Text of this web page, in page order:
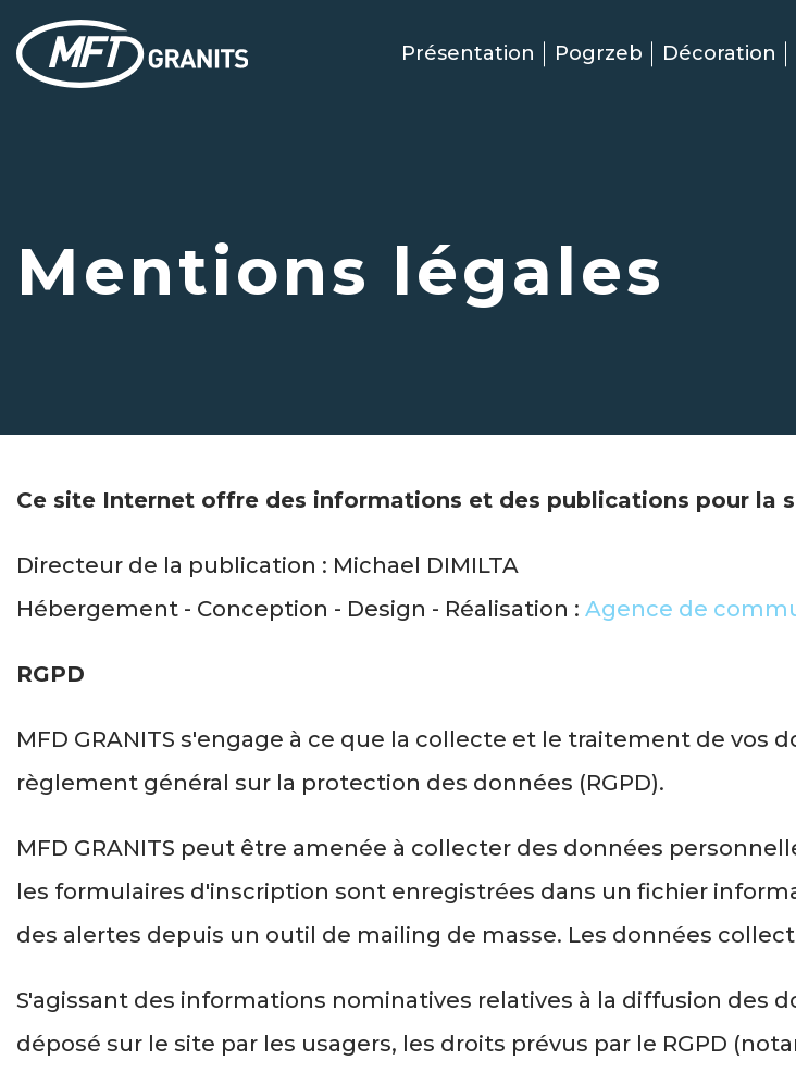
Przejdź
do
treści
Présentation Pogrzeb Décoration
Mentions légales
Ce site Internet offre des informations et des publications pour la
Directeur de la publication : Michael DIMILTA
Hébergement - Conception - Design - Réalisation : Agence de
RGPD
MFD GRANITS s'engage à ce que la collecte et le traitement de
règlement général sur la protection des données (RGPD).
MFD GRANITS peut être amenée à collecter des données
les formulaires d'inscription sont enregistrées dans un fichier
des alertes depuis un outil de mailing de masse. Les données
S'agissant des informations nominatives relatives à la diffusion des
déposé sur le site par les usagers, les droits prévus par le RGPD